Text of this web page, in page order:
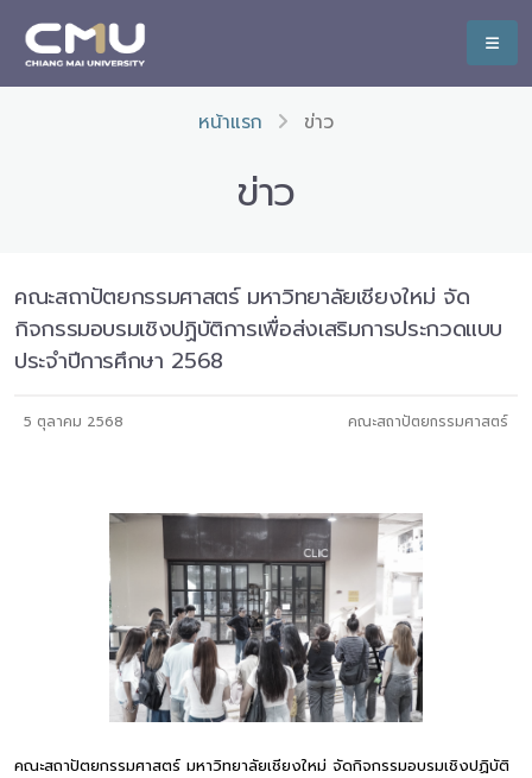
หน้าแรก ข่าว
ข่าว
คณะสถาปัตยกรรมศาสตร์ มหาวิทยาลัยเชียงใหม่ จัด
กิจกรรมอบรมเชิงปฏิบัติการเพื่อส่งเสริมการประกวดแบบ
ประจำปีการศึกษา 2568
5 ตุลาคม 2568 คณะสถาปัตยกรรมศาสตร์
คณะสถาปัตยกรรมศาสตร์ มหาวิทยาลัยเชียงใหม่ จัดกิจกรรมอบรมเชิงปฏิบัติ